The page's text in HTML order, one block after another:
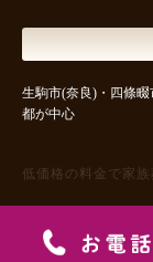
生駒市(奈良)・四條
都が中心
低価格の料金で家